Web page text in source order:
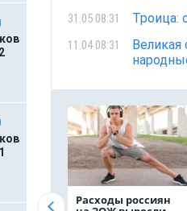
31.05 08:31 Троица:
11.04 08:31
Великая
Расходы россиян